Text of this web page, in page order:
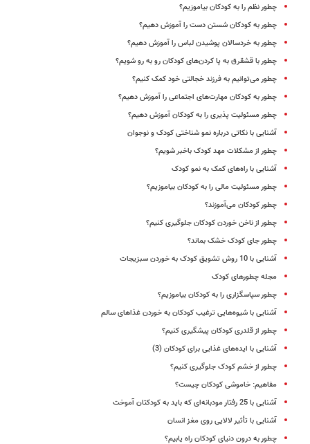
چطور نظم را به کودکان بیاموزیم؟
چطور به کودکان شستن دست را آموزش دهیم؟
چطور به خردسالان پوشیدن لباس را آموزش دهیم؟
چطور با قشقرق‌ به پا کردن‌های کودکان رو به رو شویم؟
چطور می‌توانیم به فرزند خجالتی خود کمک کنیم؟
چطور به کودکان مهارت‌های اجتماعی را آموزش دهیم؟
چطور مسئولیت پذیری را به کودکان آموزش دهیم؟
آشنایی با نکاتی درباره نمو شناختی کودک و نوجوان
چطور از مشکلات مهد کودک باخبر شویم؟
آشنایی با راه‌های کمک به نمو کودک
چطور مسئولیت مالی را به کودکان بیاموزیم؟
چطور کودکان می‌آموزند؟
چطور از ناخن خوردن کودکان جلوگیری کنیم؟
چطور جای کودک خشک بماند؟
آشنایی با 10 روش‌ تشویق کودک به خوردن سبزیجات
مجله چطورهای کودک
چطور سپاسگزاری را به کودکان بیاموزیم؟
آشنایی با شیوه‌هایی ترغیب کودکان به خوردن غذاهای سالم
چطور از قلدری کودکان پیشگیری کنیم؟
آشنایی با ایده‌‌های غذایی برای کودکان (3)
چطور از خشم کودک جلوگیری کنیم؟
مفاهیم: خاموشی کودکان چیست؟
آشنایی با 25 رفتار مودبانه‌ای که باید به کودکتان آموخت
آشنایی با تأثیر لالایی روی مغز انسان
چطور به درون دنیای کودکان راه یابیم؟